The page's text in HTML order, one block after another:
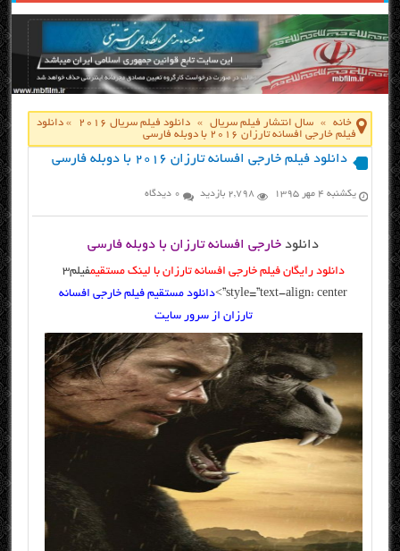
خانه » سال انتشار فیلم سریال » دانلود فیلم سریال 2016 »دانلود
فیلم خارجی افسانه تارزان ۲۰۱۶ با دوبله فارسی
دانلود فیلم خارجی افسانه تارزان ۲۰۱۶ با دوبله فارسی
یکشنبه ۴ مهر ۱۳۹۵ 2,798 بازدید 0 دیدگاه
دانلودخارجی افسانه تارزان با دوبله فارسی
دانلود رایگان فیلم خارجی افسانه تارزان با لینک مستقیم
فیلم3
style=”text-align: center”>
دانلود مستقیم فیلم خارجی افسانه
تارزان از سرور سایت